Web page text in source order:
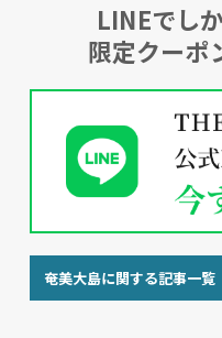
LINEでし
限定クーポ
奄美大島に関する記事一覧